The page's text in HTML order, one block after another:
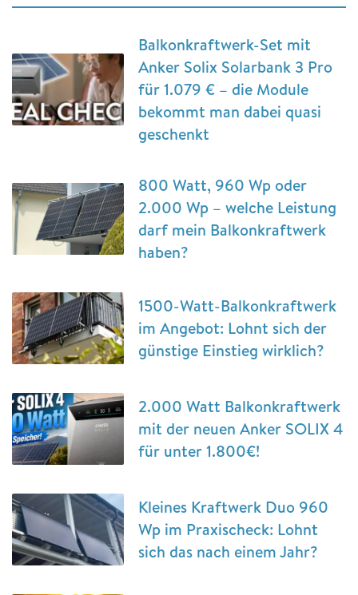
Balkonkraftwerk-Set mit
Anker Solix Solarbank 3 Pro
für 1.079 € – die Module
bekommt man dabei quasi
geschenkt
800 Watt, 960 Wp oder
2.000 Wp – welche Leistung
darf mein Balkonkraftwerk
haben?
1500-Watt-Balkonkraftwerk
im Angebot: Lohnt sich der
günstige Einstieg wirklich?
2.000 Watt Balkonkraftwerk
mit der neuen Anker SOLIX 4
für unter 1.800€!
Kleines Kraftwerk Duo 960
Wp im Praxischeck: Lohnt
sich das nach einem Jahr?